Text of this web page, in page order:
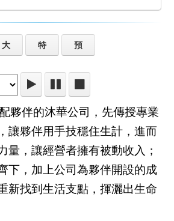
大 特 預
夥伴的沐華公司，先傳授專業
讓夥伴用手技穩住生計，進而
量，讓經營者擁有被動收入；
下，加上公司為夥伴開設的成
新找到生活支點，揮灑出生命